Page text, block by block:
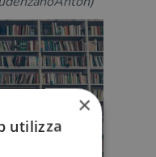
×
utilizza